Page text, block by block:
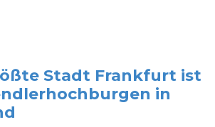
Stadt Frankfurt ist
in